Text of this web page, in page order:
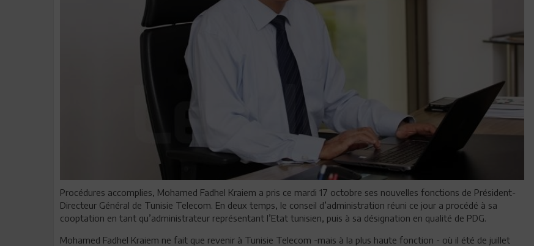
Procédures accomplies, Mohamed Fadhel Kraiem a pris ce mardi 17 octobre ses nouvelles fonctions de Président-
Directeur Général de Tunisie Telecom. En deux temps, le conseil d’administration réuni ce jour a procédé à sa
cooptation en tant qu’administrateur représentant l’Etat tunisien, puis à sa désignation en qualité de PDG.
Mohamed Fadhel Kraiem ne fait que revenir à Tunisie Telecom -mais à la plus haute fonction - où il été de juillet